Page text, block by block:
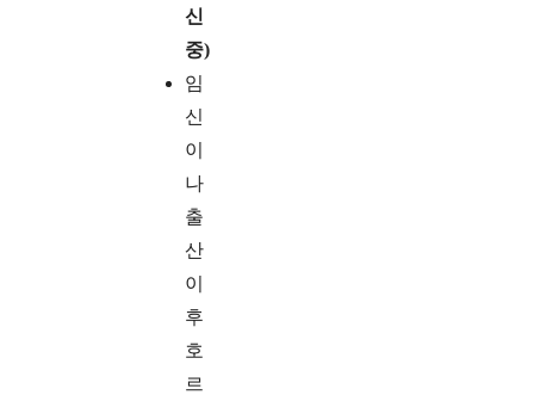
신
중)
임
신
이
나
출
산
이
후
호
르